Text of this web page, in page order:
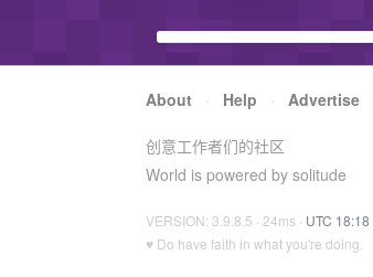
About · Help · Advertise
创意工作者们的社区
World is powered by solitude
VERSION: 3.9.8.5 · 24ms · UTC 18:18
♥ Do have faith in what you're doing.